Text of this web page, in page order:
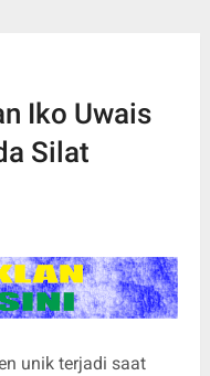
Iko Uwais
Silat
unik terjadi saat